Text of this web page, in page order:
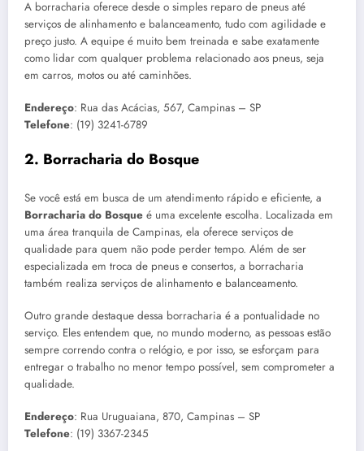
A borracharia oferece desde o simples reparo de pneus até
serviços de alinhamento e balanceamento, tudo com agilidade e
preço justo. A equipe é muito bem treinada e sabe exatamente
como lidar com qualquer problema relacionado aos pneus, seja
em carros, motos ou até caminhões.
Endereço: Rua das Acácias, 567, Campinas – SP
Telefone: (19) 3241-6789
2. Borracharia do Bosque
Se você está em busca de um atendimento rápido e eficiente, a
Borracharia do Bosque é uma excelente escolha. Localizada em
uma área tranquila de Campinas, ela oferece serviços de
qualidade para quem não pode perder tempo. Além de ser
especializada em troca de pneus e consertos, a borracharia
também realiza serviços de alinhamento e balanceamento.
Outro grande destaque dessa borracharia é a pontualidade no
serviço. Eles entendem que, no mundo moderno, as pessoas estão
sempre correndo contra o relógio, e por isso, se esforçam para
entregar o trabalho no menor tempo possível, sem comprometer a
qualidade.
Endereço: Rua Uruguaiana, 870, Campinas – SP
Telefone: (19) 3367-2345